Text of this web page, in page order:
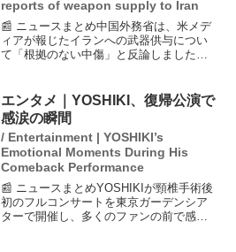
reports of weapon supply to Iran
📰 ニュースまとめ中国外務省は、米メデ
ィアが報じたイランへの武器供与につい
て「根拠のない中傷」と反論しました。
緊張が高まっています。また、中国は関
係国に冷静さを求めてい...
エンタメ｜YOSHIKI、復帰公演で
感涙の瞬間
/ Entertainment | YOSHIKI’s
Emotional Moments During His
Comeback Performance
📰 ニュースまとめYOSHIKIが頸椎手術後
初のフルコンサートを東京ガーデンシア
ターで開催し、多くのファンの前で感動